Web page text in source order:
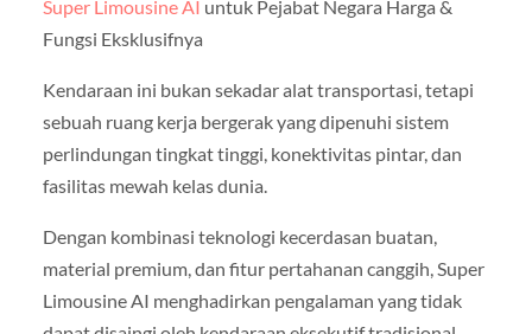
Super Limousine AI untuk Pejabat Negara Harga &
Fungsi Eksklusifnya
Kendaraan ini bukan sekadar alat transportasi, tetapi
sebuah ruang kerja bergerak yang dipenuhi sistem
perlindungan tingkat tinggi, konektivitas pintar, dan
fasilitas mewah kelas dunia.
Dengan kombinasi teknologi kecerdasan buatan,
material premium, dan fitur pertahanan canggih, Super
Limousine AI menghadirkan pengalaman yang tidak